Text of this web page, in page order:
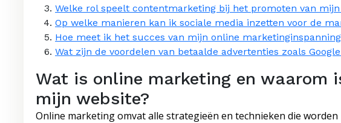
Welke rol speelt contentmarketing bij het promoten van
Op welke manieren kan ik sociale media inzetten voor de
Hoe meet ik het succes van mijn online
Wat zijn de voordelen van betaalde advertenties zoals
Wat is online marketing en waarom
mijn website?
Online marketing omvat alle strategieën en technieken die